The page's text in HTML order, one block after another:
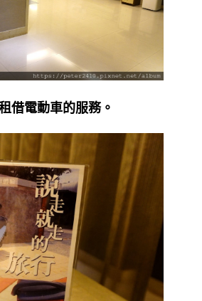
借電動車的服務。